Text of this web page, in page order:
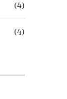
(4)
(4)